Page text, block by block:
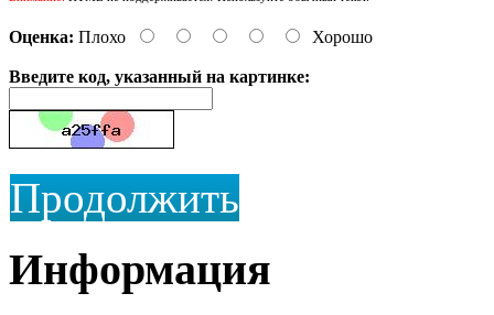
Оценка: Плохо Хорошо
Введите код, указанный на картинке:
Продолжить
Информация